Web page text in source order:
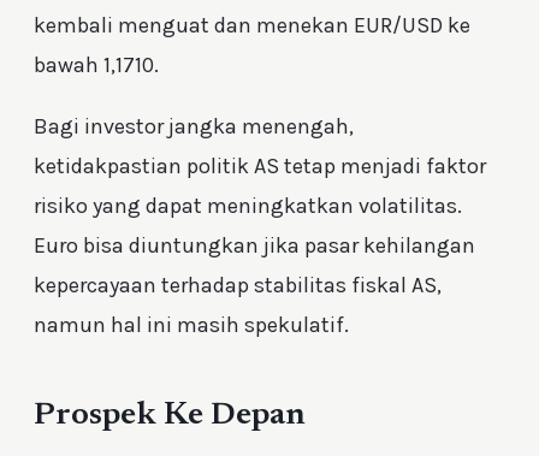
kembali menguat dan menekan EUR/USD ke
bawah 1,1710.
Bagi investor jangka menengah,
ketidakpastian politik AS tetap menjadi faktor
risiko yang dapat meningkatkan volatilitas.
Euro bisa diuntungkan jika pasar kehilangan
kepercayaan terhadap stabilitas fiskal AS,
namun hal ini masih spekulatif.
Prospek Ke Depan